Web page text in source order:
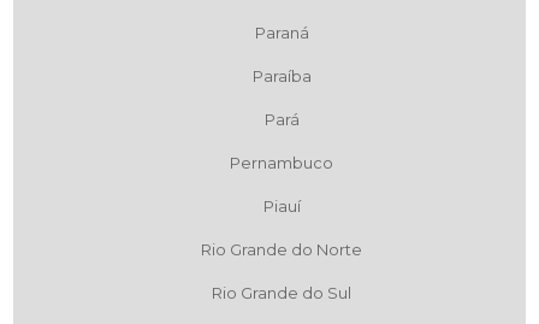
Paraná
Paraíba
Pará
Pernambuco
Piauí
Rio Grande do Norte
Rio Grande do Sul